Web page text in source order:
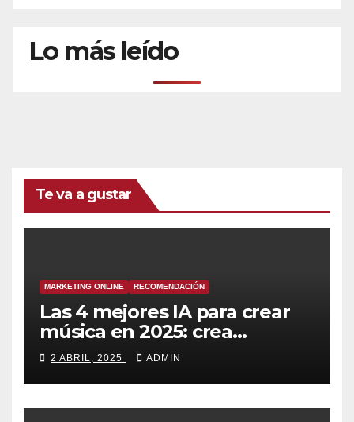
Lo más leído
Te va a gustar
MARKETING ONLINE RECOMENDACIÓN
Las 4 mejores IA para crear
música en 2025: crea
canciones increíbles en
2 ABRIL, 2025 ADMIN